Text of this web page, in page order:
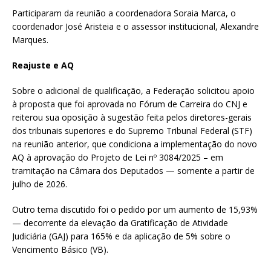
Participaram da reunião a coordenadora Soraia Marca, o
coordenador José Aristeia e o assessor institucional, Alexandre
Marques.
Reajuste e AQ
Sobre o adicional de qualificação, a Federação solicitou apoio
à proposta que foi aprovada no Fórum de Carreira do CNJ e
reiterou sua oposição à sugestão feita pelos diretores-gerais
dos tribunais superiores e do Supremo Tribunal Federal (STF)
na reunião anterior, que condiciona a implementação do novo
AQ à aprovação do Projeto de Lei nº 3084/2025 – em
tramitação na Câmara dos Deputados — somente a partir de
julho de 2026.
Outro tema discutido foi o pedido por um aumento de 15,93%
— decorrente da elevação da Gratificação de Atividade
Judiciária (GAJ) para 165% e da aplicação de 5% sobre o
Vencimento Básico (VB).